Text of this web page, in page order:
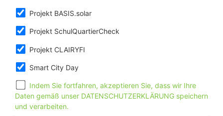
Projekt BASIS.solar
Projekt SchulQuartierCheck
Projekt CLAIRYFI
Smart City Day
Indem Sie fortfahren, akzeptieren Sie, dass wir Ihre
Daten gemäß unser DATENSCHUTZERKLÄRUNG speichern
und verarbeiten.